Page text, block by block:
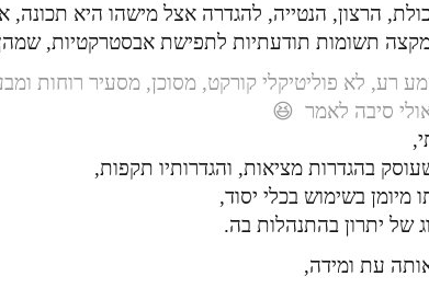
הרצון, הנטייה, להגדרה אצל מישהו היא תכונה,
תשומות תודעתיות לתפישת אבסטרקטיות, שמהן
רע, לא פוליטיקלי קורקט, מסוכן, מסעיר רוחות
אולי סיבה לאמר 😆
בהגדרות מציאות, והגדרותיו תקפות,
מיומן בשימוש בכלי יסוד,
של יתרון בהתנהלות בה.
עת ומידה,